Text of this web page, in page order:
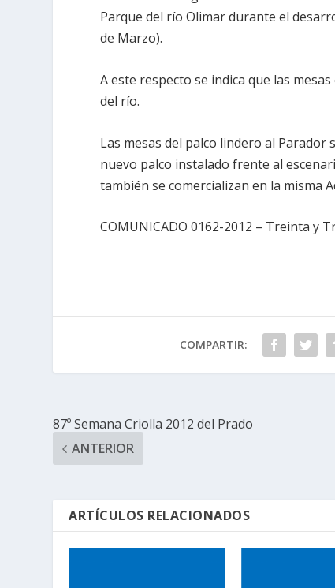
Parque del río Olimar durante el
de Marzo).
A este respecto se indica que las
del río.
Las mesas del palco lindero al Parador
nuevo palco instalado frente al
también se comercializan en la misma
COMUNICADO 0162-2012 – Treinta y
COMPARTIR:
87º Semana Criolla 2012 del Prado
ANTERIOR
ARTÍCULOS RELACIONADOS